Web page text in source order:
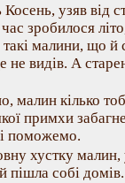
узяв від
зробилося
малини, що й
не видів. А
малин кілько
примхи
поможемо.
хустку малин,
пішла собі домів.